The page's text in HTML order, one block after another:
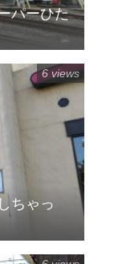
パーひた
ちゃっ
6 views